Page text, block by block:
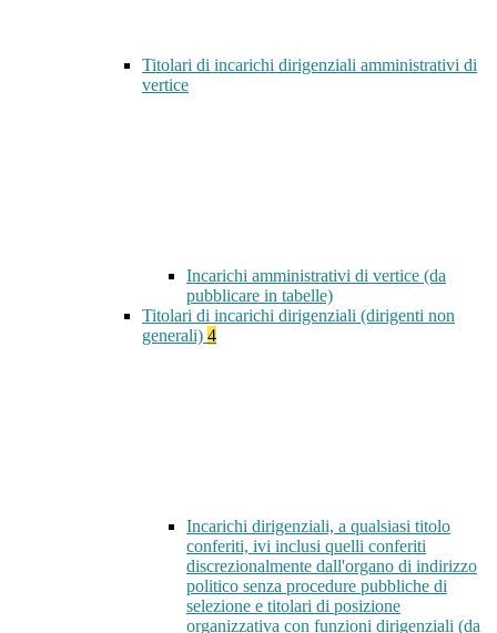
Titolari di incarichi dirigenziali amministrativi di
vertice
Incarichi amministrativi di vertice (da
pubblicare in tabelle)
Titolari di incarichi dirigenziali (dirigenti non
generali) 4
Incarichi dirigenziali, a qualsiasi titolo
conferiti, ivi inclusi quelli conferiti
discrezionalmente dall'organo di indirizzo
politico senza procedure pubbliche di
selezione e titolari di posizione
organizzativa con funzioni dirigenziali (da